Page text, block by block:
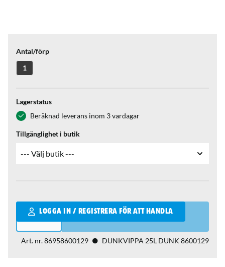
Antal/förp
1
Lagerstatus
Beräknad leverans inom 3 vardagar
Tillgänglighet i butik
LOGGA IN / REGISTRERA FÖR ATT HANDLA
Qantity
Art. nr.86958600129 DUNKVIPPA 25L DUNK 8600129